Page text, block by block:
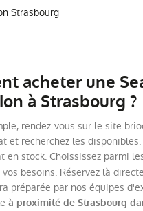
Strasbourg
acheter une
à Strasbourg ?
rendez-vous sur le site
et recherchez les disponibles.
en stock. Choississez parmi
besoins. Réservez là
préparée par nos équipes
à proximité de Strasbourg